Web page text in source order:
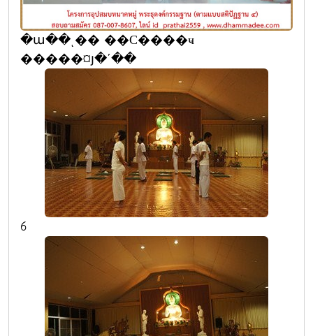
�ա��ͺ�� ��С����ҹ
�����¤յ�ʹ��
6